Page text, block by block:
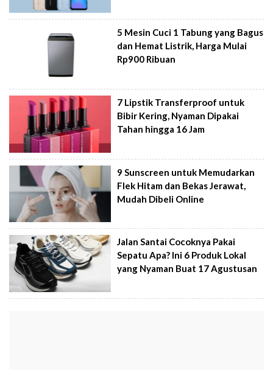
5 Mesin Cuci 1 Tabung yang Bagus
dan Hemat Listrik, Harga Mulai
Rp900 Ribuan
7 Lipstik Transferproof untuk
Bibir Kering, Nyaman Dipakai
Tahan hingga 16 Jam
9 Sunscreen untuk Memudarkan
Flek Hitam dan Bekas Jerawat,
Mudah Dibeli Online
Jalan Santai Cocoknya Pakai
Sepatu Apa? Ini 6 Produk Lokal
yang Nyaman Buat 17 Agustusan